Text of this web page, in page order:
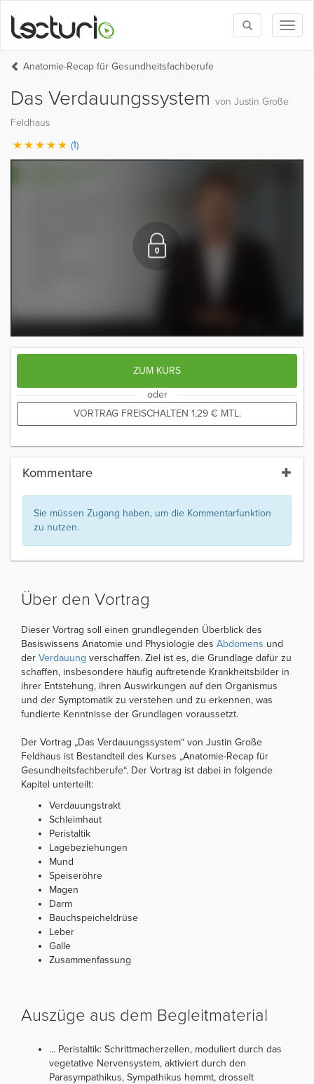
Toggle
search
Anatomie-Recap für Gesundheitsfachberufe
Das Verdauungssystem von Justin Große
Feldhaus
(1)
ZUM KURS
oder
VORTRAG FREISCHALTEN 1,29 € MTL.
Kommentare
Sie müssen Zugang haben, um die Kommentarfunktion
zu nutzen.
Über den Vortrag
Dieser Vortrag soll einen grundlegenden Überblick des
Basiswissens Anatomie und Physiologie des Abdomens und
der Verdauung verschaffen. Ziel ist es, die Grundlage dafür zu
schaffen, insbesondere häufig auftretende Krankheitsbilder in
ihrer Entstehung, ihren Auswirkungen auf den Organismus
und der Symptomatik zu verstehen und zu erkennen, was
fundierte Kenntnisse der Grundlagen voraussetzt.
Der Vortrag „Das Verdauungssystem“ von Justin Große
Feldhaus ist Bestandteil des Kurses „Anatomie-Recap für
Gesundheitsfachberufe“. Der Vortrag ist dabei in folgende
Kapitel unterteilt:
Verdauungstrakt
Schleimhaut
Peristaltik
Lagebeziehungen
Mund
Speiseröhre
Magen
Darm
Bauchspeicheldrüse
Leber
Galle
Zusammenfassung
Auszüge aus dem Begleitmaterial
... Peristaltik: Schrittmacherzellen, moduliert durch das
vegetative Nervensystem, aktiviert durch den
Parasympathikus, Sympathikus hemmt, drosselt